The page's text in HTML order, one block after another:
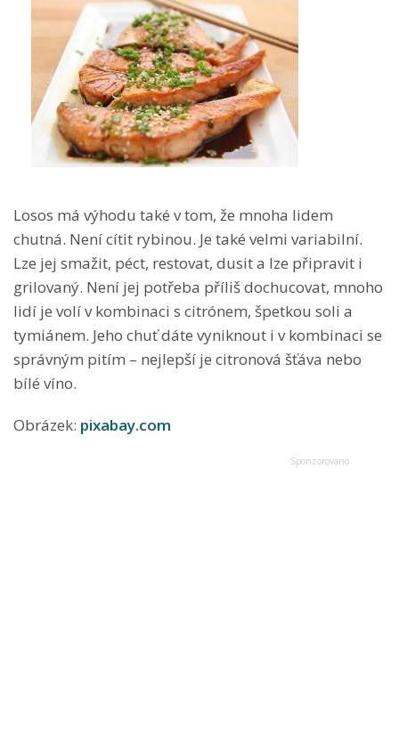
Losos má výhodu také v tom, že mnoha lidem
chutná. Není cítit rybinou. Je také velmi variabilní.
Lze jej smažit, péct, restovat, dusit a lze připravit i
grilovaný. Není jej potřeba příliš dochucovat, mnoho
lidí je volí v kombinaci s citrónem, špetkou soli a
tymiánem. Jeho chuť dáte vyniknout i v kombinaci se
správným pitím – nejlepší je citronová šťáva nebo
bílé víno.
Obrázek: pixabay.com